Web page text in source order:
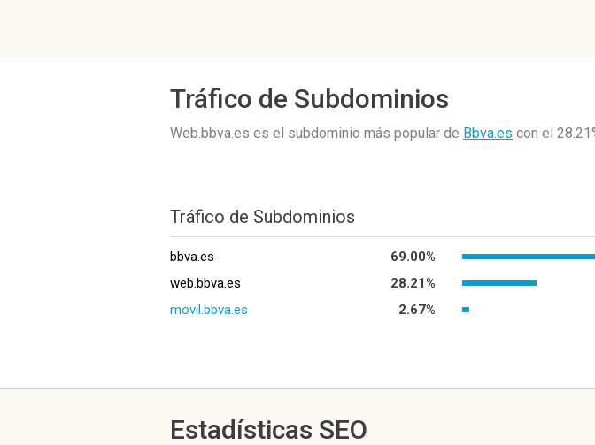
Tráfico de Subdominios
Web.bbva.es es el subdominio más popular de Bbva.es con el
Tráfico de Subdominios
bbva.es
69.00%
web.bbva.es
28.21%
movil.bbva.es
2.67%
Estadísticas SEO